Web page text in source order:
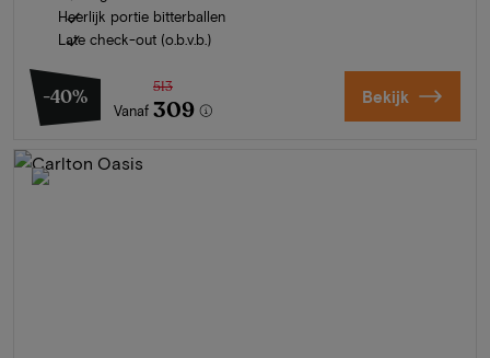
Heerlijk portie bitterballen
Late check-out (o.b.v.b.)
-40%
Vanaf
513
309 Bekijk